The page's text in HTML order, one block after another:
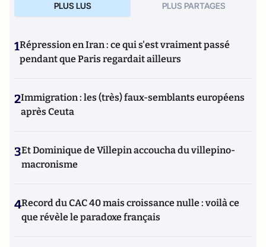
PLUS LUS PLUS PARTAGES
1Répression en Iran : ce qui s'est vraiment passé
pendant que Paris regardait ailleurs
2Immigration : les (très) faux-semblants européens
après Ceuta
3Et Dominique de Villepin accoucha du villepino-
macronisme
4Record du CAC 40 mais croissance nulle : voilà ce
que révèle le paradoxe français